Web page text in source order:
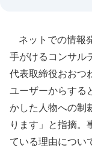
ネットでの情報
手がけるコンサル
代表取締役おおつ
ユーザーからする
かした人物への制
ります」と指摘。
ている理由につい